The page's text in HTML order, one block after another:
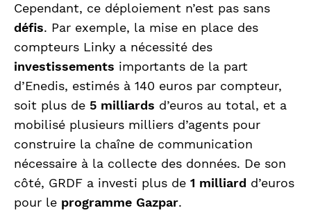
Cependant, ce déploiement n’est pas sans
défis. Par exemple, la mise en place des
compteurs Linky a nécessité des
investissements importants de la part
d’Enedis, estimés à 140 euros par compteur,
soit plus de 5 milliards d’euros au total, et a
mobilisé plusieurs milliers d’agents pour
construire la chaîne de communication
nécessaire à la collecte des données. De son
côté, GRDF a investi plus de 1 milliard d’euros
pour le programme Gazpar.